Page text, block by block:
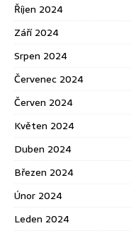
Říjen 2024
Září 2024
Srpen 2024
Červenec 2024
Červen 2024
Květen 2024
Duben 2024
Březen 2024
Únor 2024
Leden 2024